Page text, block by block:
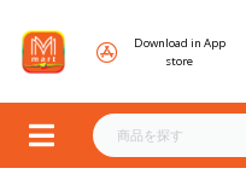
Download in App
store